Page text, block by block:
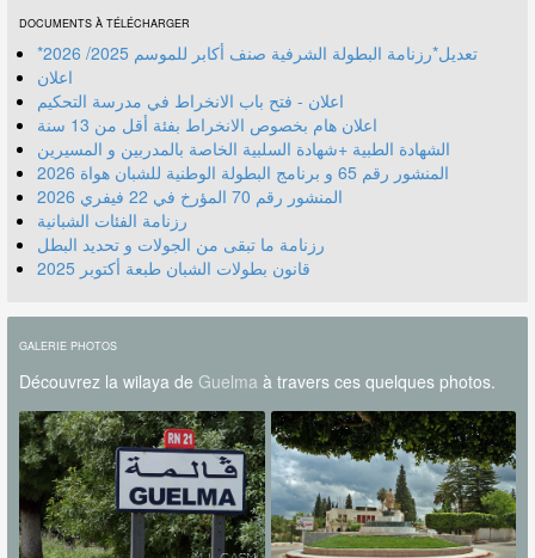
DOCUMENTS À TÉLÉCHARGER
*تعديل*رزنامة البطولة الشرفية صنف أكابر للموسم 2025/ 2026
اعلان
اعلان - فتح باب الانخراط في مدرسة التحكيم
اعلان هام بخصوص الانخراط بفئة أقل من 13 سنة
الشهادة الطبية +شهادة السلبية الخاصة بالمدربين و المسيرين
المنشور رقم 70 المؤرخ في 22 فيفري 2026
رزنامة الفئات الشبانية
رزنامة ما تبقى من الجولات و تحديد البطل
قانون بطولات الشبان طبعة أكتوبر 2025
GALERIE PHOTOS
Découvrez la wilaya de Guelmaà travers ces quelques photos.